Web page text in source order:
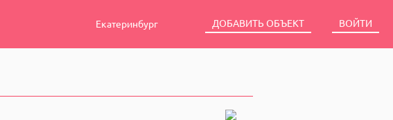
Екатеринбург ДОБАВИТЬ ОБЪЕКТ ВОЙТИ